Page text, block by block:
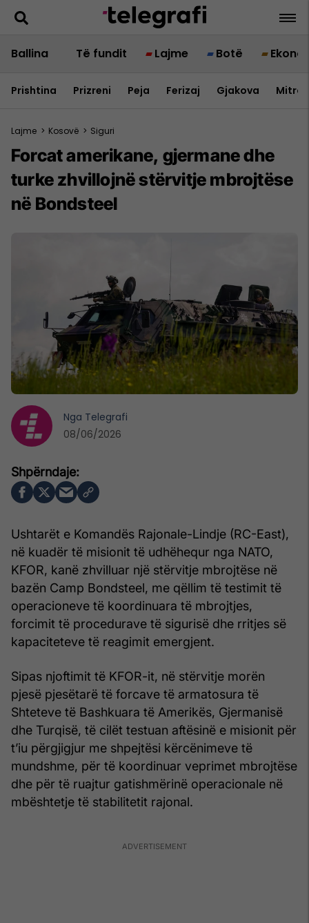
Ballina Të fundit Lajme Botë
Prishtina Prizreni Peja Ferizaj Gjakova
Lajme > Kosovë > Siguri
Forcat amerikane, gjermane dhe
turke zhvillojnë stërvitje mbrojtëse
në Bondsteel
Ushtarët e Komandës Rajonale-Lindje (RC-East),
në kuadër të misionit të udhëhequr nga NATO,
KFOR, kanë zhvilluar një stërvitje mbrojtëse në
bazën Camp Bondsteel, me qëllim të testimit të
operacioneve të koordinuara të mbrojtjes,
forcimit të procedurave të sigurisë dhe rritjes së
kapaciteteve të reagimit emergjent.
Sipas njoftimit të KFOR-it, në stërvitje morën
pjesë pjesëtarë të forcave të armatosura të
Shteteve të Bashkuara të Amerikës, Gjermanisë
dhe Turqisë, të cilët testuan aftësinë e misionit për
t’iu përgjigjur me shpejtësi kërcënimeve të
mundshme, për të koordinuar veprimet mbrojtëse
dhe për të ruajtur gatishmërinë operacionale në
mbështetje të stabilitetit rajonal.
Nga Telegrafi
08/06/2026